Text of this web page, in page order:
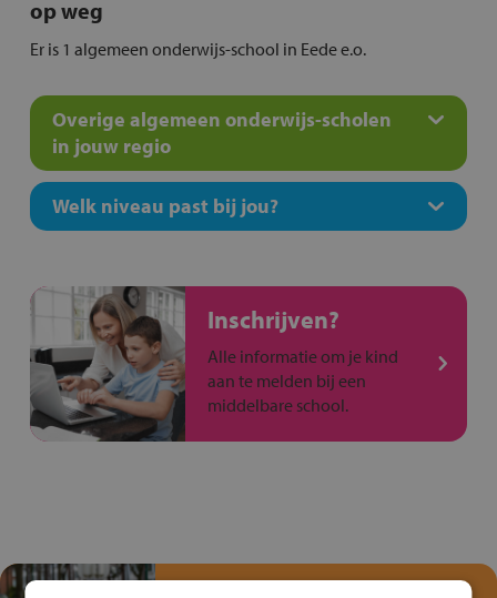
op weg
Er is 1 algemeen onderwijs-school in Eede e.o.
Overige algemeen onderwijs-scholen
in jouw regio
Welk niveau past bij jou?
Inschrijven?
Alle informatie om je kind
aan te melden bij een
middelbare school.